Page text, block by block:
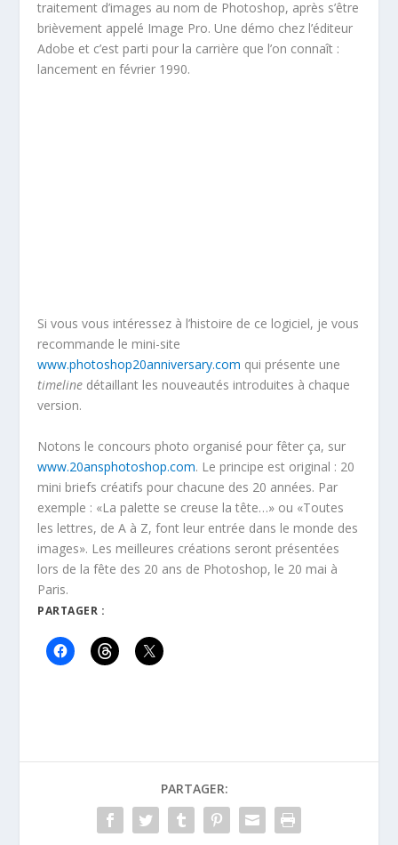
traitement d’images au nom de Photoshop, après s’être
brièvement appelé Image Pro. Une démo chez l’éditeur
Adobe et c’est parti pour la carrière que l’on connaît :
lancement en février 1990.
Si vous vous intéressez à l’histoire de ce logiciel, je vous
recommande le mini-site
www.photoshop20anniversary.com qui présente une
timeline détaillant les nouveautés introduites à chaque
version.
Notons le concours photo organisé pour fêter ça, sur
www.20ansphotoshop.com. Le principe est original : 20
mini briefs créatifs pour chacune des 20 années. Par
exemple : «La palette se creuse la tête…» ou «Toutes
les lettres, de A à Z, font leur entrée dans le monde des
images». Les meilleures créations seront présentées
lors de la fête des 20 ans de Photoshop, le 20 mai à
Paris.
PARTAGER :
PARTAGER: